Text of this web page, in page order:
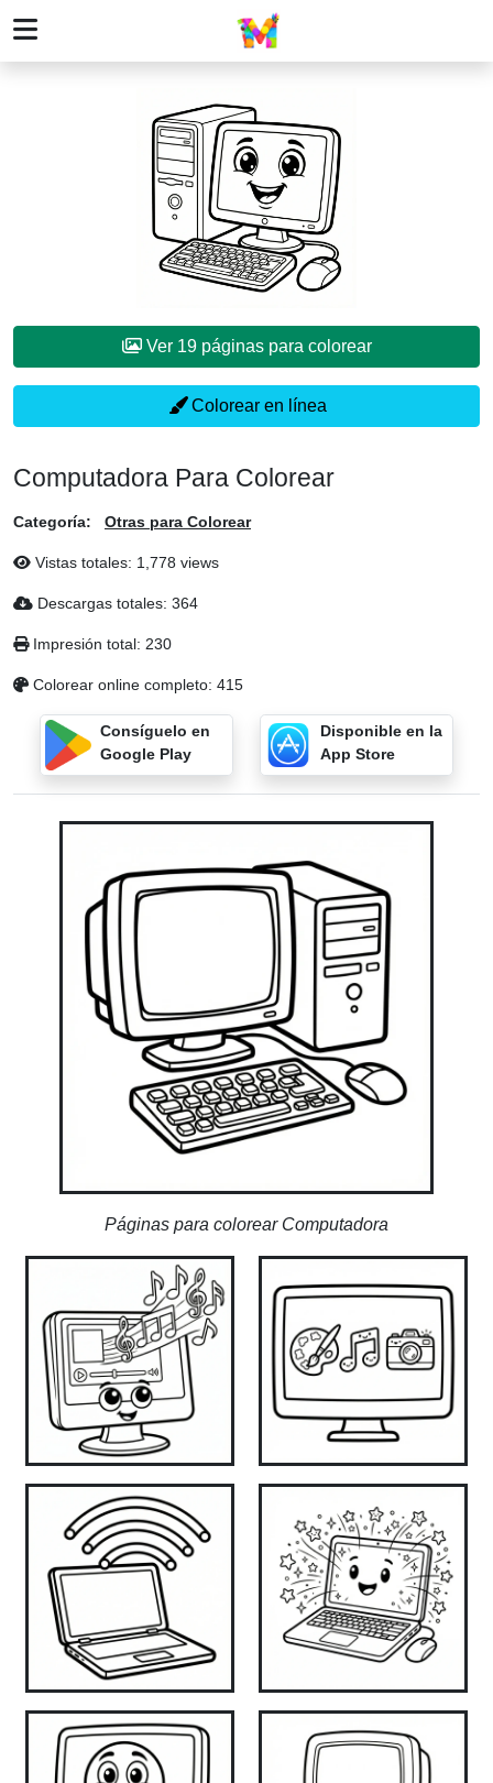
Ver 19 páginas para colorear
Colorear en línea
Computadora Para Colorear
Categoría: Otras para Colorear
Vistas totales: 1,778 views
Descargas totales: 364
Impresión total: 230
Colorear online completo: 415
Consíguelo en
Google Play
Disponible en la
App Store
Páginas para colorear Computadora